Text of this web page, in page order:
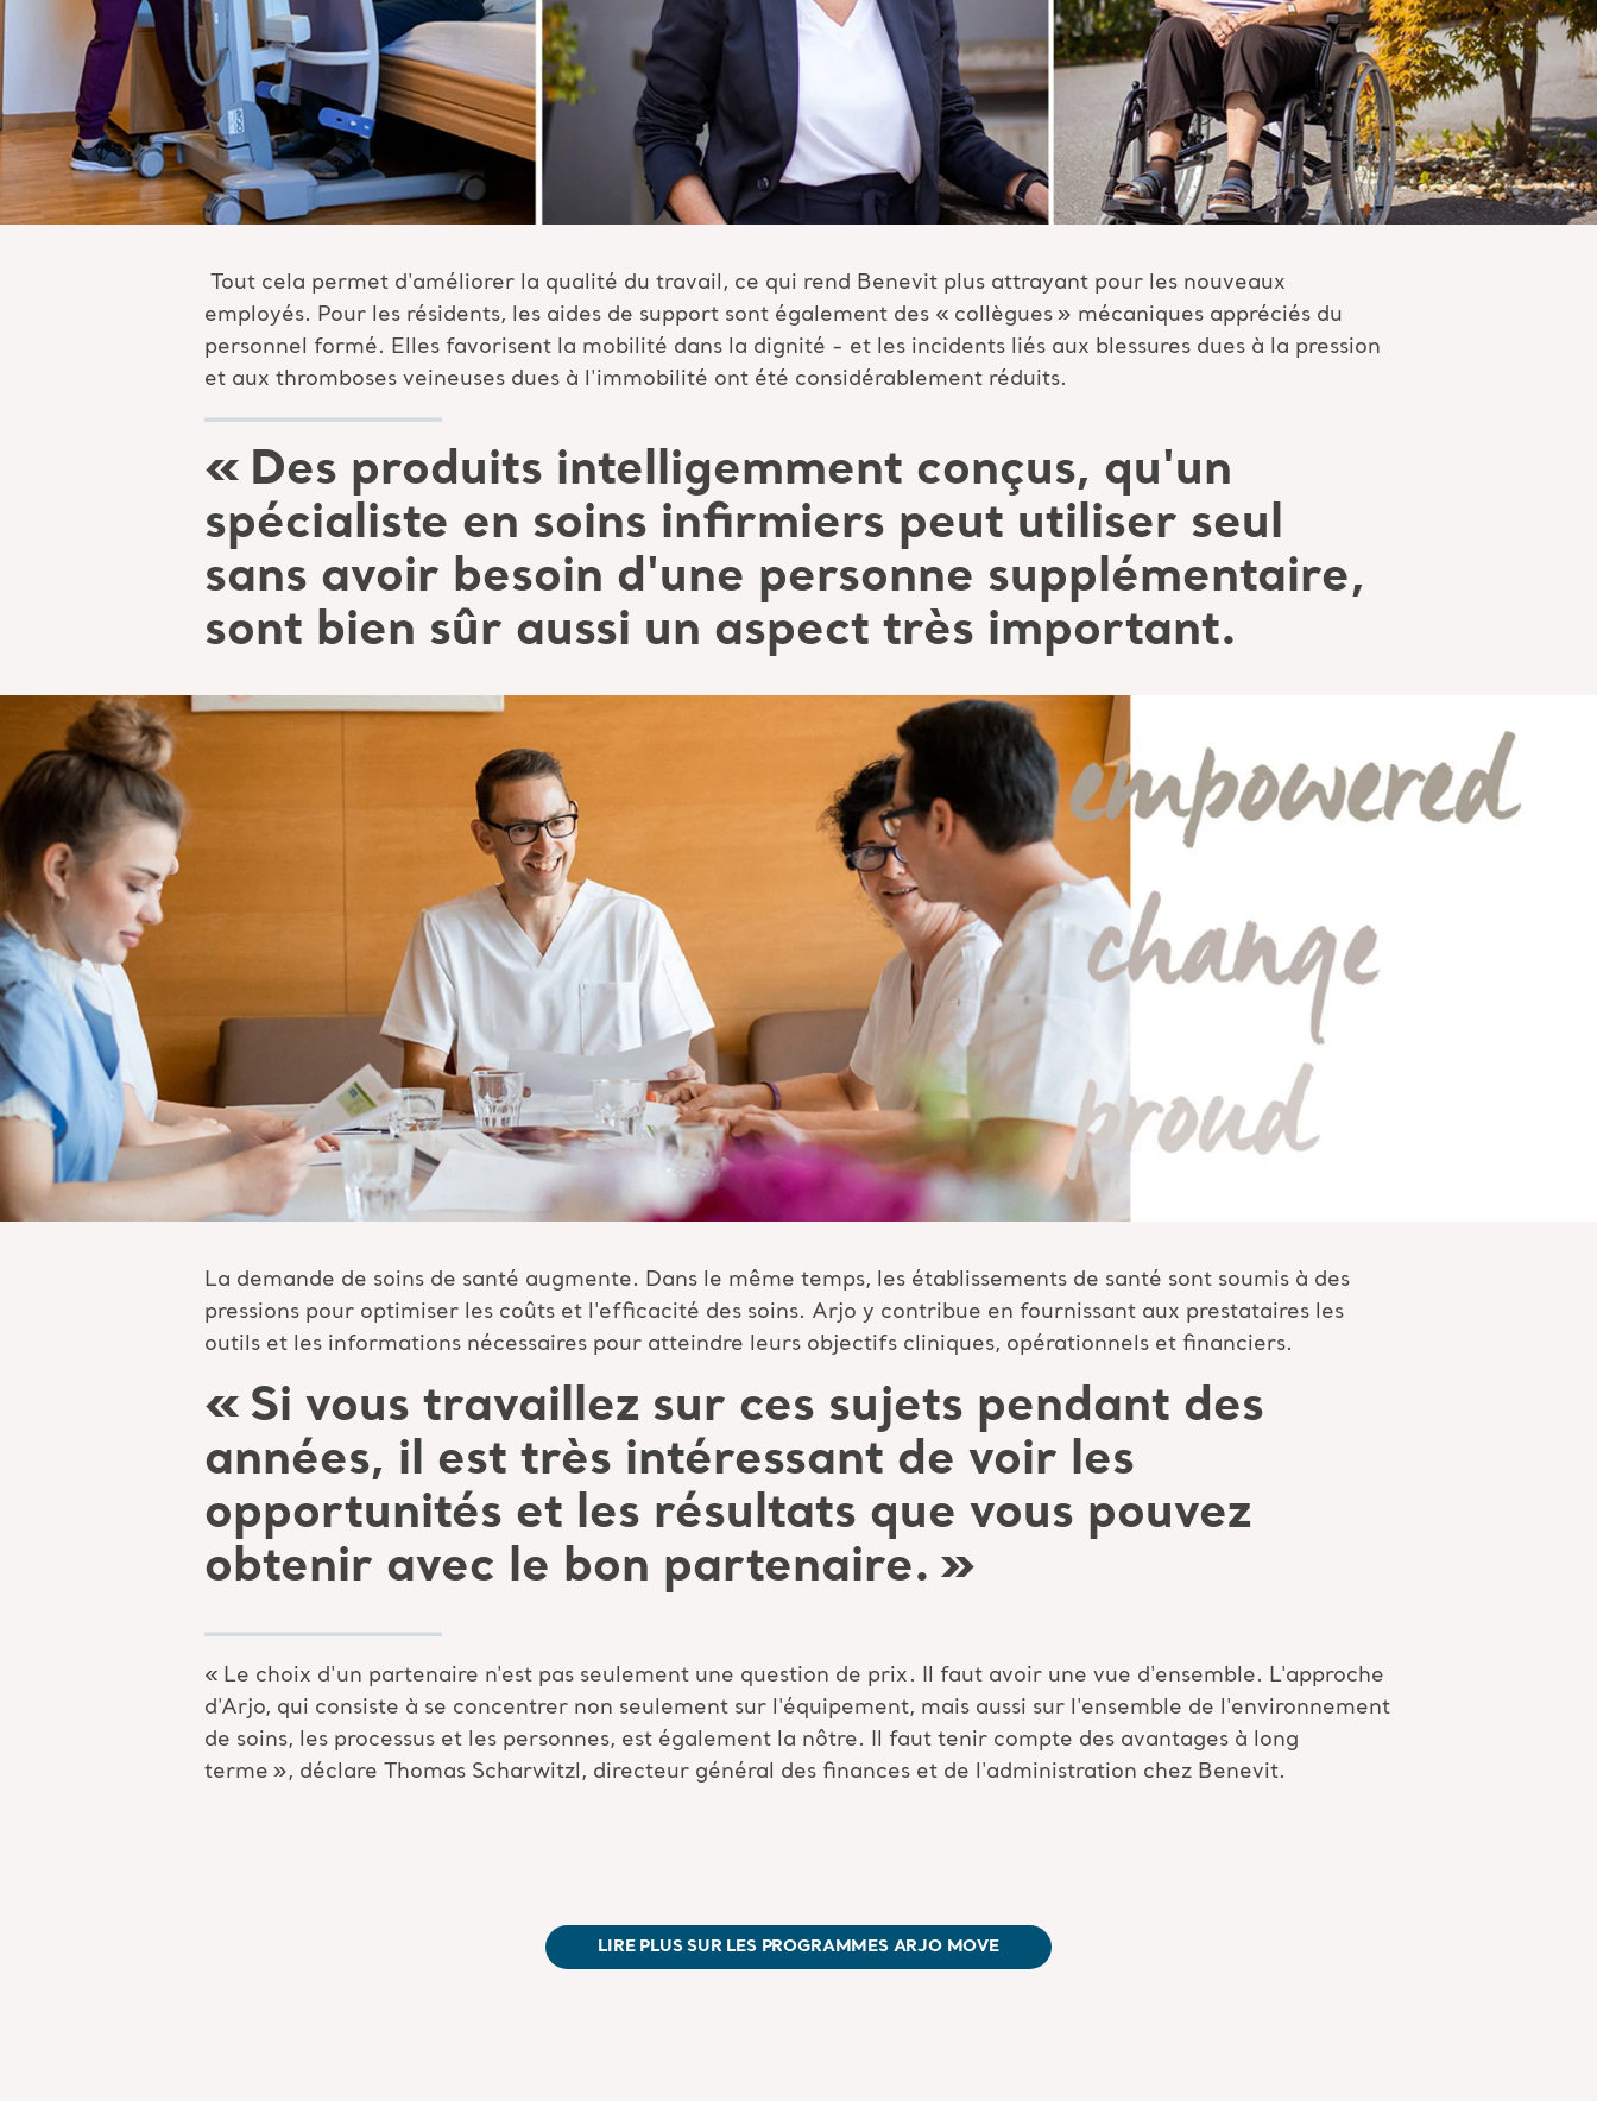
Tout cela permet d'améliorer la qualité du travail, ce qui rend Benevit plus attrayant pour les nouveaux
employés. Pour les résidents, les aides de support sont également des « collègues » mécaniques appréciés du
personnel formé. Elles favorisent la mobilité dans la dignité - et les incidents liés aux blessures dues à la pression
et aux thromboses veineuses dues à l'immobilité ont été considérablement réduits.
« Des produits intelligemment conçus, qu'un
spécialiste en soins infirmiers peut utiliser seul
sans avoir besoin d'une personne supplémentaire,
sont bien sûr aussi un aspect très important.
La demande de soins de santé augmente. Dans le même temps, les établissements de santé sont soumis à des
pressions pour optimiser les coûts et l'efficacité des soins. Arjo y contribue en fournissant aux prestataires les
outils et les informations nécessaires pour atteindre leurs objectifs cliniques, opérationnels et financiers.
« Si vous travaillez sur ces sujets pendant des
années, il est très intéressant de voir les
opportunités et les résultats que vous pouvez
obtenir avec le bon partenaire. »
« Le choix d'un partenaire n'est pas seulement une question de prix. Il faut avoir une vue d'ensemble. L'approche
d'Arjo, qui consiste à se concentrer non seulement sur l'équipement, mais aussi sur l'ensemble de l'environnement
de soins, les processus et les personnes, est également la nôtre. Il faut tenir compte des avantages à long
terme », déclare Thomas Scharwitzl , directeur général des finances et de l'administration chez Benevit.
LIRE PLUS SUR LES PROGRAMMES ARJO MOVE